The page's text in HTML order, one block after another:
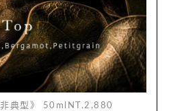
典型》 50mlNT.2,880